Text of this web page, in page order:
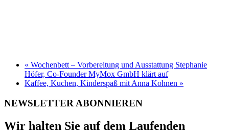
« Wochenbett – Vorbereitung und Ausstattung Stephanie
Höfer, Co-Founder MyMox GmbH klärt auf
Kaffee, Kuchen, Kinderspaß mit Anna Kohnen »
NEWSLETTER ABONNIEREN
Wir halten Sie auf dem Laufenden